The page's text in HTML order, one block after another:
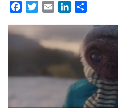
FacebookTwitterEmail LinkedIn